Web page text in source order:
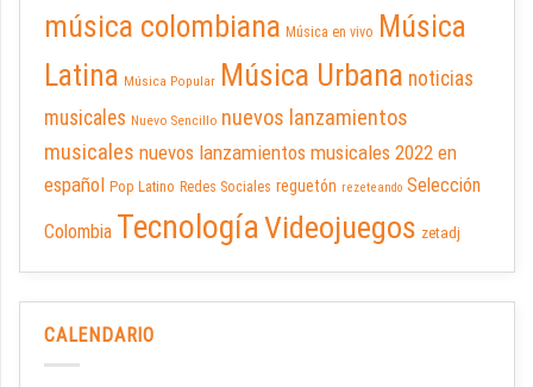
música colombiana Música en vivo Música
Latina Música Popular Música Urbana noticias
musicales Nuevo Sencillo nuevos lanzamientos
musicales nuevos lanzamientos musicales 2022 en
español Pop Latino Redes Sociales reguetón rezeteando Selección
Colombia TecnologíaVideojuegos zetadj
CALENDARIO